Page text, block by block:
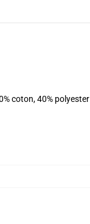
coton, 40% polyester